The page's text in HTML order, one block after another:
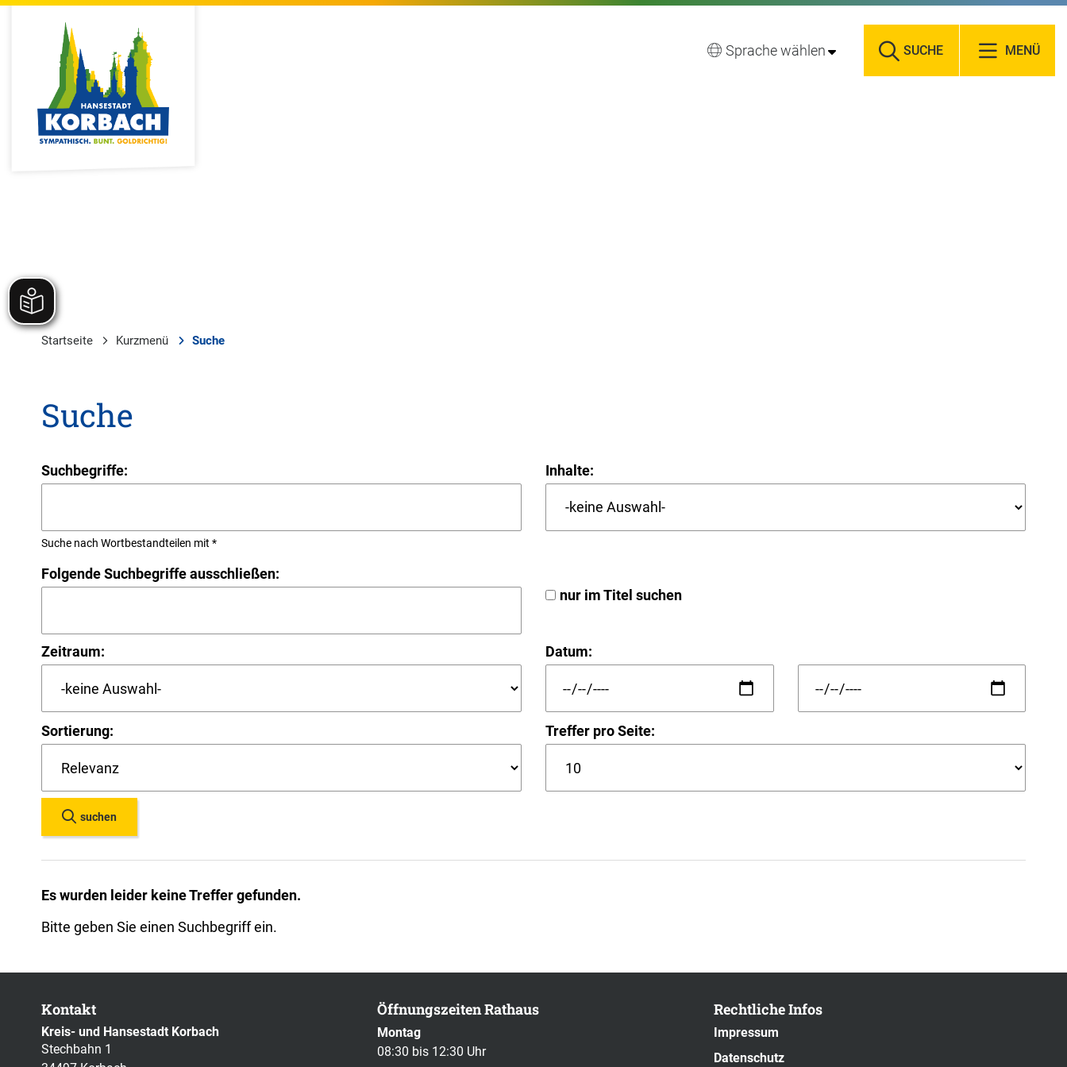
Sprache wählen SUCHE MENÜ
Startseite Kurzmenü Suche
Suche
Suchbegriffe:
Suche nach Wortbestandteilen mit *
Inhalte:
Folgende Suchbegriffe ausschließen:
nur im Titel suchen
Zeitraum: Datum:
Sortierung: Treffer pro Seite:
suchen
Es wurden leider keine Treffer gefunden.
Bitte geben Sie einen Suchbegriff ein.
Kontakt
Kreis- und Hansestadt Korbach
Stechbahn 1
Öffnungszeiten Rathaus
Montag
08:30 bis 12:30 Uhr
Rechtliche Infos
Impressum
Datenschutz